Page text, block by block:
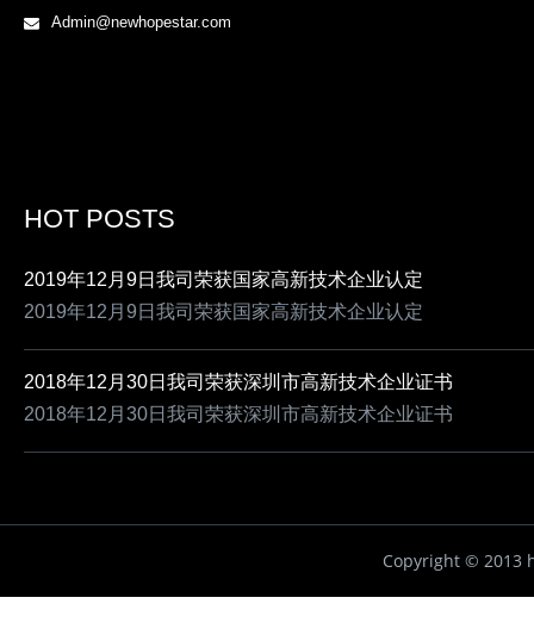
Admin@newhopestar.com
HOT POSTS
2019年12月9日我司荣获国家高新技术企业认定
2019年12月9日我司荣获国家高新技术企业认定
2018年12月30日我司荣获深圳市高新技术企业证书
2018年12月30日我司荣获深圳市高新技术企业证书
Copyright © 2013